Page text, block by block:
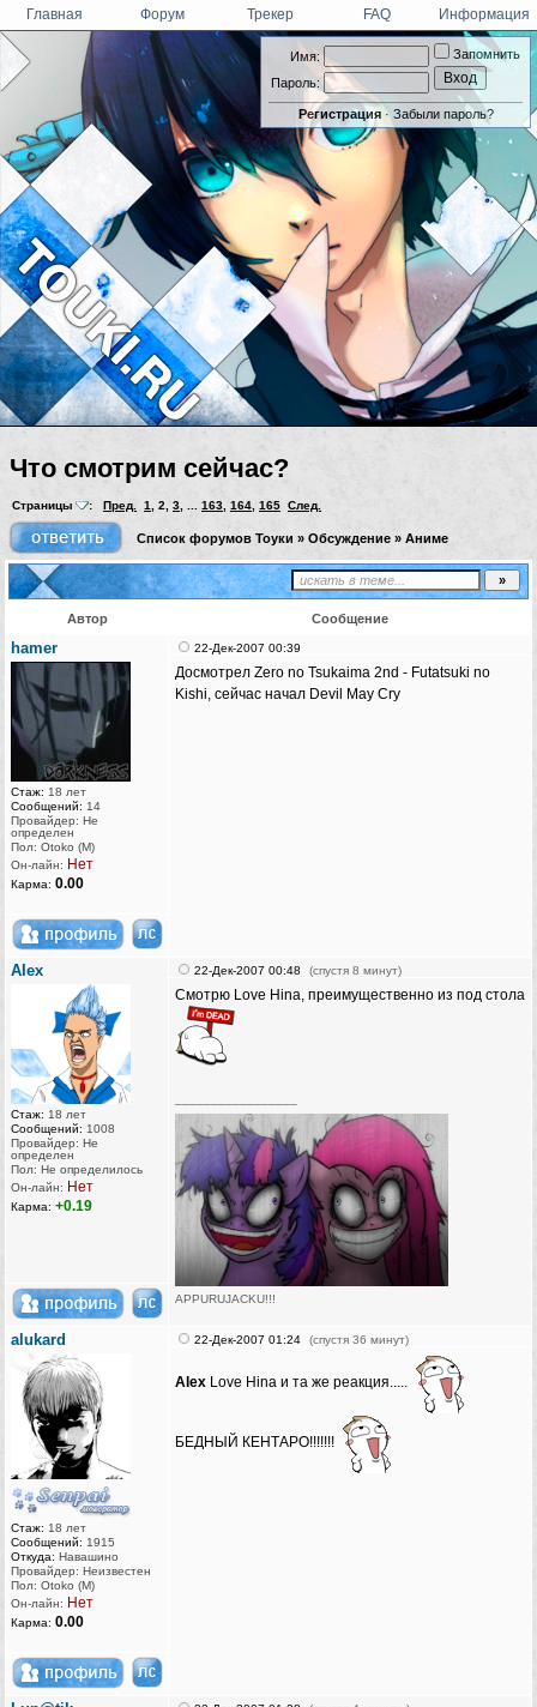
Имя:
Пароль:
Запомнить
Регистрация· Забыли пароль?
Главная Форум Трекер FAQ Информация
Что смотрим сейчас?
Страницы : Пред. 1, 2, 3, ... 163, 164, 165 След.
Список форумов Тоуки » Обсуждение » Аниме
Автор Сообщение
hamer
Стаж: 18 лет
Сообщений: 14
Провайдер: Не
определен
Пол: Otoko (M)
Он-лайн: Нет
Карма: 0.00
22-Дек-2007 00:39
Досмотрел Zero no Tsukaima 2nd - Futatsuki no
Kishi, сейчас начал Devil May Cry
AIex
Стаж: 18 лет
Сообщений: 1008
Провайдер: Не
определен
Пол: Не определилось
Он-лайн: Нет
Карма: +0.19
22-Дек-2007 00:48 (спустя 8 минут)
Смотрю Love Hina, преимущественно из под стола
APPURUJACKU!!!
[Touhou Team]
[Chaotic-Neutral's Team]
Vegetarians eat vegetables. Beware of humanitarians!
alukard
Стаж: 18 лет
Сообщений: 1915
Откуда: Навашино
Провайдер: Неизвестен
Пол: Otoko (M)
Он-лайн: Нет
Карма: 0.00
22-Дек-2007 01:24 (спустя 36 минут)
AIex Love Hina и та же реакция.....
БЕДНЫЙ КЕНТАРО!!!!!!!